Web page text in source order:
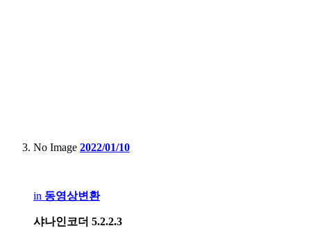
No Image 2022/01/10
in 동영상변환
샤나인코더 5.2.2.3